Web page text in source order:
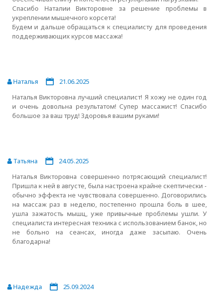
Спасибо Наталии Викторовне за решение проблемы в
укреплении мышечного корсета!
Будем и дальше обращаться к специалисту для проведения
поддерживающих курсов массажа!
Наталья
21.06.2025
Наталья Викторовна лучший специалист! Я хожу не один год
и очень довольна результатом! Супер массажист! Спасибо
большое за ваш труд! Здоровья вашим руками!
Татьяна
24.05.2025
Наталья Викторовна совершенно потрясающий специалист!
Пришла к ней в августе, была настроена крайне скептически -
обычно эффекта не чувствовала совершенно. Договорились
на массаж раз в неделю, постепенно прошла боль в шее,
ушла зажатость мышц, уже привычные проблемы ушли. У
специалиста интересная техника с использованием банок, но
не больно на сеансах, иногда даже засыпаю. Очень
благодарна!
Надежда
25.09.2024